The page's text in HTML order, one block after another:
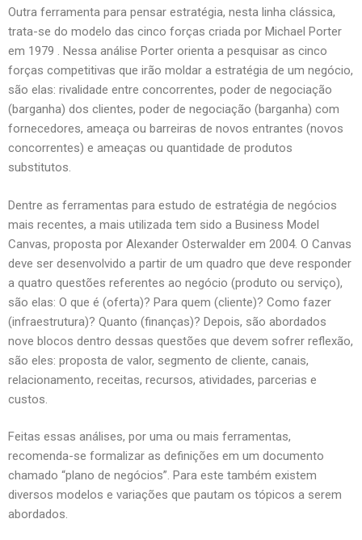
Outra ferramenta para pensar estratégia, nesta linha clássica,
trata-se do modelo das cinco forças criada por Michael Porter
em 1979 . Nessa análise Porter orienta a pesquisar as cinco
forças competitivas que irão moldar a estratégia de um negócio,
são elas: rivalidade entre concorrentes, poder de negociação
(barganha) dos clientes, poder de negociação (barganha) com
fornecedores, ameaça ou barreiras de novos entrantes (novos
concorrentes) e ameaças ou quantidade de produtos
substitutos.
Dentre as ferramentas para estudo de estratégia de negócios
mais recentes, a mais utilizada tem sido a Business Model
Canvas, proposta por Alexander Osterwalder em 2004. O Canvas
deve ser desenvolvido a partir de um quadro que deve responder
a quatro questões referentes ao negócio (produto ou serviço),
são elas: O que é (oferta)? Para quem (cliente)? Como fazer
(infraestrutura)? Quanto (finanças)? Depois, são abordados
nove blocos dentro dessas questões que devem sofrer reflexão,
são eles: proposta de valor, segmento de cliente, canais,
relacionamento, receitas, recursos, atividades, parcerias e
custos.
Feitas essas análises, por uma ou mais ferramentas,
recomenda-se formalizar as definições em um documento
chamado “plano de negócios”. Para este também existem
diversos modelos e variações que pautam os tópicos a serem
abordados.